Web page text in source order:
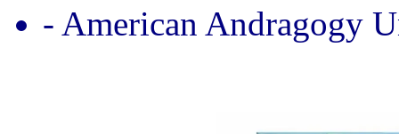
- American Andragogy